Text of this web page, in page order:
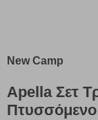
New Camp
Apella Σετ